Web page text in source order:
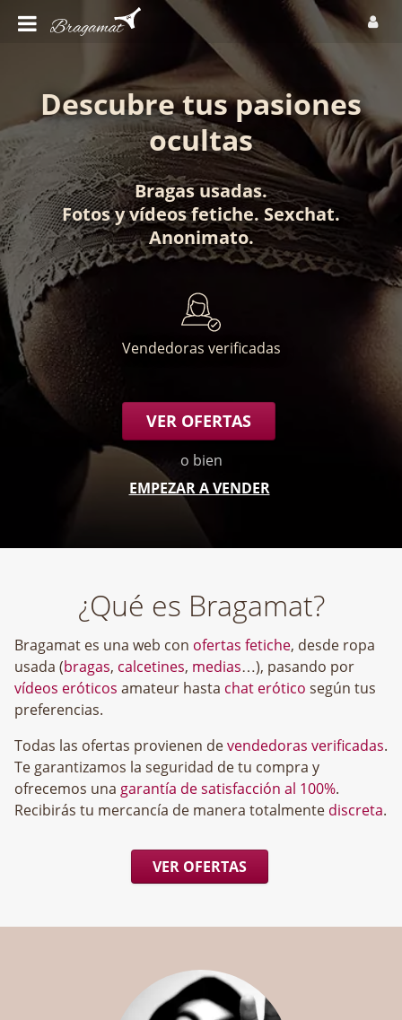
Descubre tus pasiones
ocultas
Bragas usadas.
Fotosyvídeos fetiche. Sexchat.
Anonimato.
Vendedoras verificadas
VER OFERTAS
o bien
EMPEZAR A VENDER
¿Qué es Bragamat?
Bragamat es una web con ofertas fetiche, desde ropa
usada (bragas, calcetines, medias…), pasando por
vídeos eróticos amateur hasta chat erótico según tus
preferencias.
Todas las ofertas provienen devendedoras verificadas.
Te garantizamos la seguridad de tu compra y
ofrecemos una garantía de satisfacción al 100%.
Recibirás tu mercancía de manera totalmente discreta.
VER OFERTAS